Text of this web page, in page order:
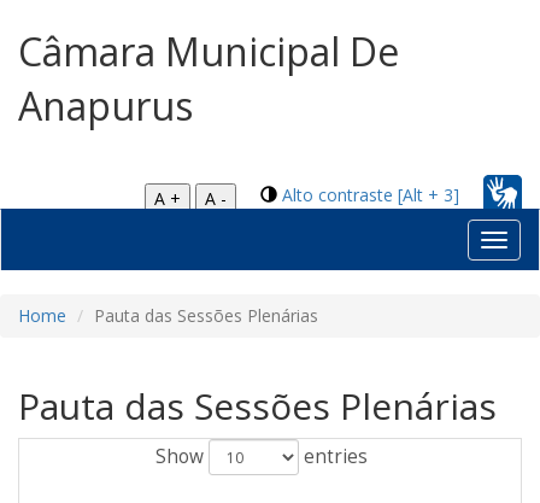
Câmara Municipal De
Anapurus
Alto contraste [Alt + 3]
A +
A -
Home Pauta das Sessões Plenárias
Pauta das Sessões Plenárias
Show entries